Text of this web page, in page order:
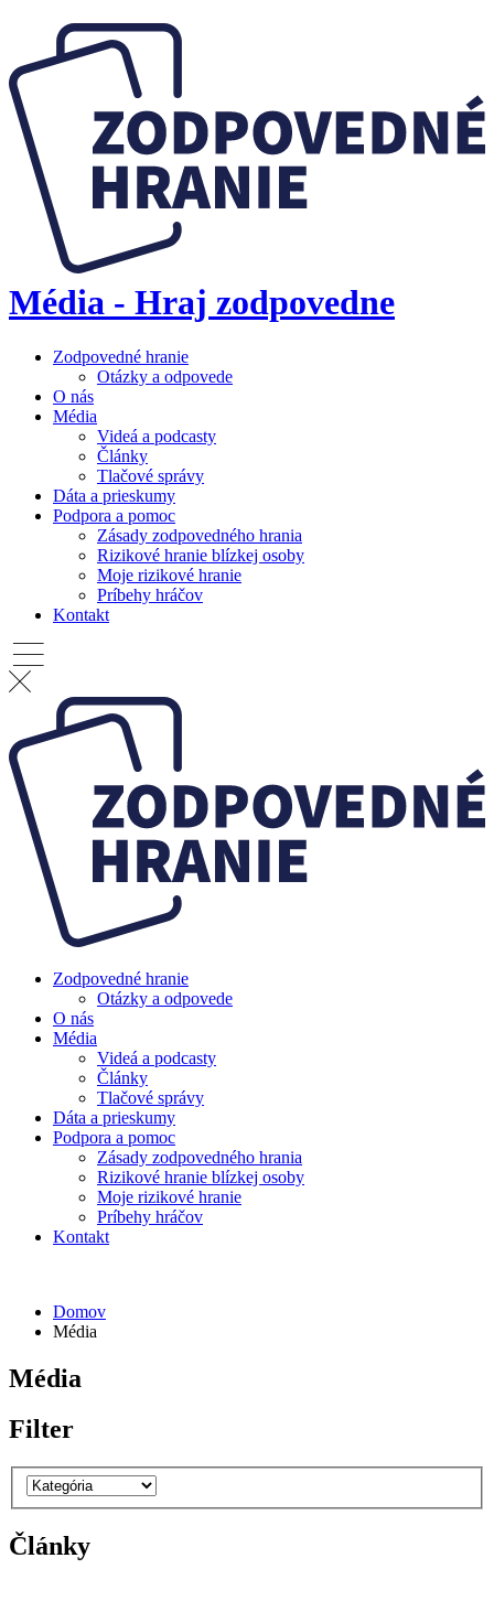
Média - Hraj zodpovedne
Zodpovedné hranie
Otázky a odpovede
O nás
Média
Videá a podcasty
Články
Tlačové správy
Dáta a prieskumy
Podpora a pomoc
Zásady zodpovedného hrania
Rizikové hranie blízkej osoby
Moje rizikové hranie
Príbehy hráčov
Kontakt
Zodpovedné hranie
Otázky a odpovede
O nás
Média
Videá a podcasty
Články
Tlačové správy
Dáta a prieskumy
Podpora a pomoc
Zásady zodpovedného hrania
Rizikové hranie blízkej osoby
Moje rizikové hranie
Príbehy hráčov
Kontakt
Domov
Média
Média
Filter
Články